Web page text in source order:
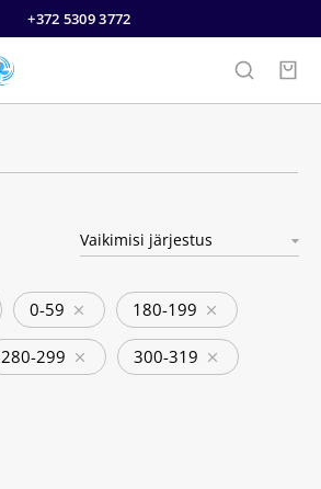
+372 5309 3772
0-59 180-199
280-299 300-319